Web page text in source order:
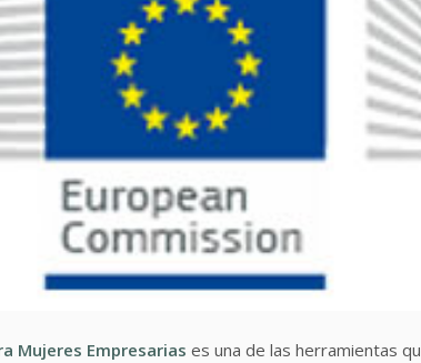
Mujeres Empresarias es una de las herramientas